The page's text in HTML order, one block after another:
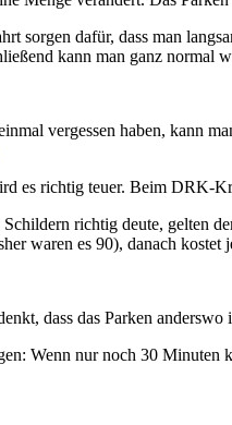
sorgen dafür, dass man
kann man ganz normal
vergessen haben, kann
es richtig teuer. Beim DRK-
richtig deute, gelten
waren es 90), danach kostet
dass das Parken
Wenn nur noch 30